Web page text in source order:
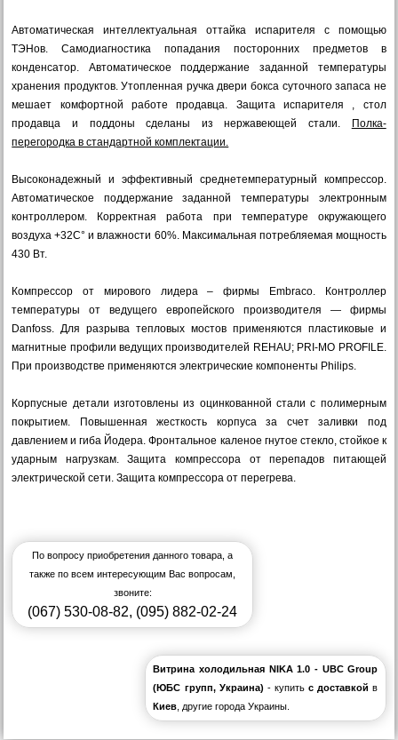
Автоматическая интеллектуальная оттайка испарителя с помощью
ТЭНов. Самодиагностика попадания посторонних предметов в
конденсатор. Автоматическое поддержание заданной температуры
хранения продуктов. Утопленная ручка двери бокса суточного запаса не
мешает комфортной работе продавца. Защита испарителя , стол
продавца и поддоны сделаны из нержавеющей стали.
Полка-
перегородка в стандартной комплектации.
Высоконадежный и эффективный среднетемпературный компрессор.
Автоматическое поддержание заданной температуры электронным
контроллером. Корректная работа при температуре окружающего
воздуха +32C° и влажности 60%. Максимальная потребляемая мощность
430 Вт.
Компрессор от мирового лидера – фирмы Embraco. Контроллер
температуры от ведущего европейского производителя — фирмы
Danfoss. Для разрыва тепловых мостов применяются пластиковые и
магнитные профили ведущих производителей REHAU; PRI-MO PROFILE.
При производстве применяются электрические компоненты Philips.
Корпусные детали изготовлены из оцинкованной стали с полимерным
покрытием. Повышенная жесткость корпуса за счет заливки под
давлением и гиба Йодера. Фронтальное каленое гнутое стекло, стойкое к
ударным нагрузкам. Защита компрессора от перепадов питающей
электрической сети. Защита компрессора от перегрева.
По вопросу приобретения данного товара, а
также по всем интересующим Вас вопросам,
звоните:
(067) 530-08-82, (095) 882-02-24
Витрина холодильная NIKA 1.0 - UBC Group
(ЮБС групп, Украина) - купитьс доставкой в
Киев , другие города Украины.